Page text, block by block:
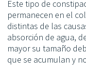
Este tipo de
permanecen en el
distintas de las
absorción de agua,
mayor su tamaño
que se acumulan y